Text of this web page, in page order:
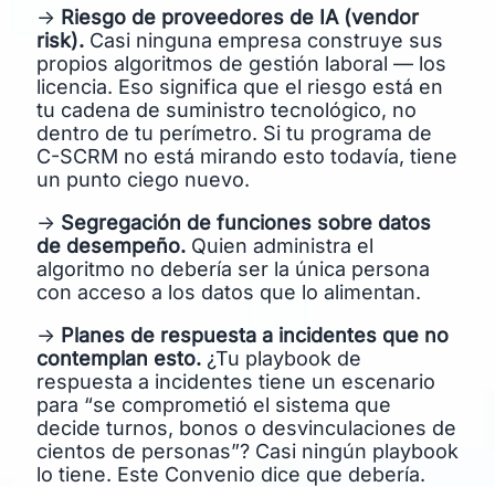
→ Riesgo de proveedores de IA (vendor
risk). Casi ninguna empresa construye sus
propios algoritmos de gestión laboral — los
licencia. Eso significa que el riesgo está en
tu cadena de suministro tecnológico, no
dentro de tu perímetro. Si tu programa de
C-SCRM no está mirando esto todavía, tiene
un punto ciego nuevo.
→ Segregación de funciones sobre datos
de desempeño. Quien administra el
algoritmo no debería ser la única persona
con acceso a los datos que lo alimentan.
→ Planes de respuesta a incidentes que no
contemplan esto. ¿Tu playbook de
respuesta a incidentes tiene un escenario
para “se comprometió el sistema que
decide turnos, bonos o desvinculaciones de
cientos de personas”? Casi ningún playbook
lo tiene. Este Convenio dice que debería.